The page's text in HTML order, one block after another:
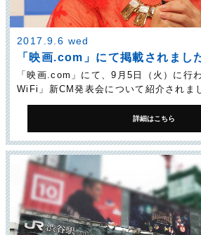
2017.9.6 wed
「映画.com」にて掲載されまし
「映画.com」にて、9月5日（火）に行
WiFi」新CM発表会について紹介されま
詳細はこちら